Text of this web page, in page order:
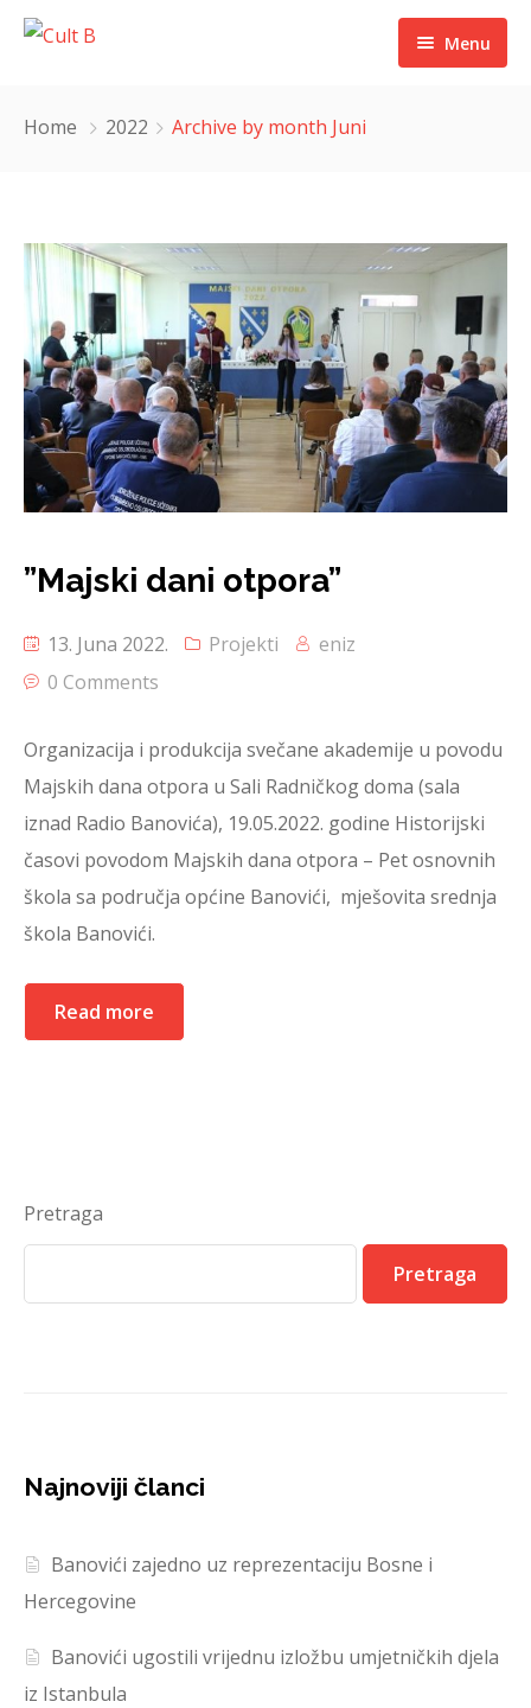
Menu
Foto galerija
Kontakt
Home 2022 Archive by month Juni
”Majski dani otpora”
13. Juna 2022. Projekti
eniz
0 Comments
Organizacija i produkcija svečane akademije u povodu
Majskih dana otpora u Sali Radničkog doma (sala
iznad Radio Banovića), 19.05.2022. godine Historijski
časovi povodom Majskih dana otpora – Pet osnovnih
škola sa područja općine Banovići, mješovita srednja
škola Banovići.
Read more
Pretraga
Pretraga
Najnoviji članci
Banovići zajedno uz reprezentaciju Bosne i
Hercegovine
Banovići ugostili vrijednu izložbu umjetničkih djela
iz Istanbula